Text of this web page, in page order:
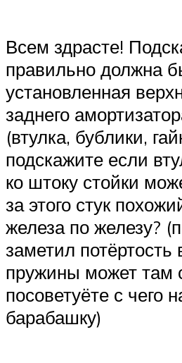
Всем здрасте!
правильно должна
установленная
заднего
(втулка, бублики,
подскажите если
ко штоку стойки
за этого стук
железа по железу?
заметил потёртость
пружины может там
посоветуёте с чего
барабашку)